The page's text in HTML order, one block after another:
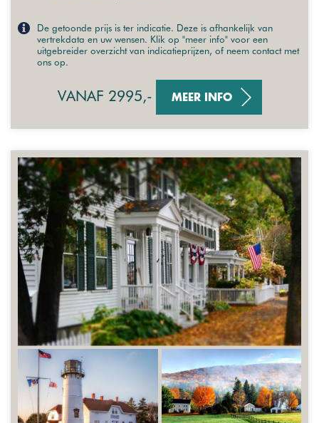
De getoonde prijs is ter indicatie. Deze is afhankelijk van
vertrekdata en uw wensen. Klik op "meer info" voor een
uitgebreider overzicht van indicatieprijzen, of neem contact met
ons op.
VANAF 2995,- MEER INFO